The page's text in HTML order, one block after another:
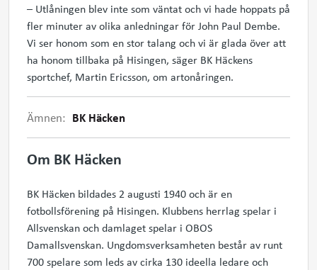
– Utlåningen blev inte som väntat och vi hade hoppats på
fler minuter av olika anledningar för John Paul Dembe.
Vi ser honom som en stor talang och vi är glada över att
ha honom tillbaka på Hisingen, säger BK Häckens
sportchef, Martin Ericsson, om artonåringen.
Ämnen: BK Häcken
Om BK Häcken
BK Häcken bildades 2 augusti 1940 och är en
fotbollsförening på Hisingen. Klubbens herrlag spelar i
Allsvenskan och damlaget spelar i OBOS
Damallsvenskan. Ungdomsverksamheten består av runt
700 spelare som leds av cirka 130 ideella ledare och